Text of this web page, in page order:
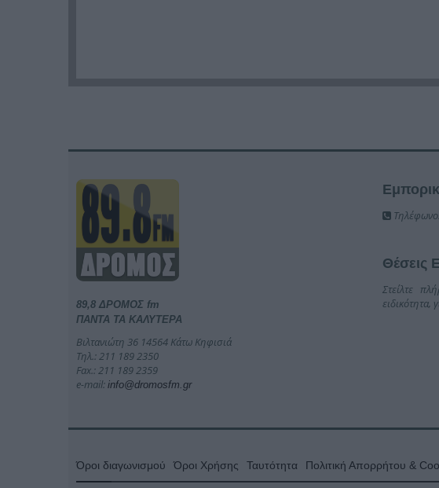
89,8 ΔΡΟΜΟΣ fm
ΠΑΝΤΑ ΤΑ ΚΑΛΥΤΕΡΑ
Βιλτανιώτη 36 14564 Κάτω Κηφισιά
Τηλ.: 211 189 2350
Fax.: 211 189 2359
e-mail: info@dromosfm.gr
Θέσεις
Στείλτε
ειδικότητα,
Όροι διαγωνισμού Όροι Χρήσης Ταυτότητα Πολιτική Απορρήτου &